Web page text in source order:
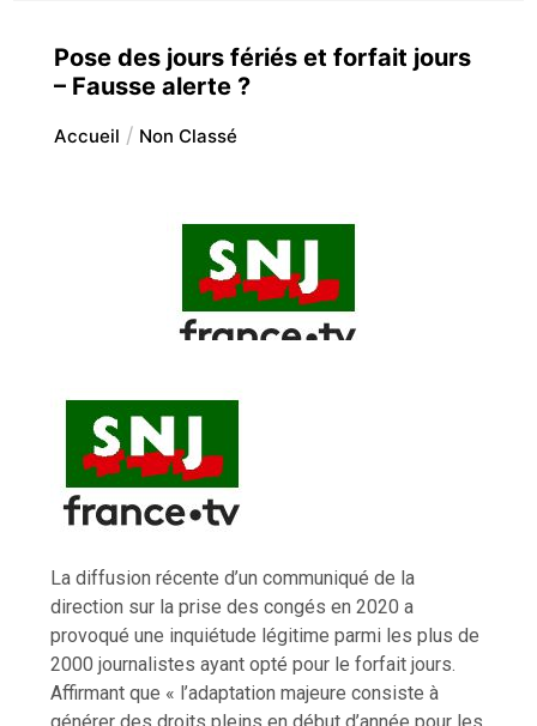
Pose des jours fériés et forfait jours
– Fausse alerte ?
Accueil Non Classé
La diffusion récente d’un communiqué de la
direction sur la prise des congés en 2020 a
provoqué une inquiétude légitime parmi les plus de
2000 journalistes ayant opté pour le forfait jours.
Affirmant que « l’adaptation majeure consiste à
générer des droits pleins en début d’année pour les